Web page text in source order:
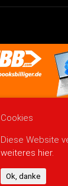
Cookies
Diese Website
weiteres hier.
Ok, danke